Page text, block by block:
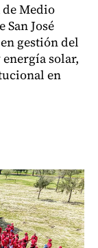
Medio
José
gestión del
solar,
en